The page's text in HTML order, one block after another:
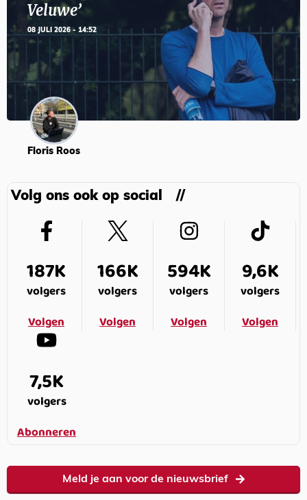
Veluwe’
08 JULI 2026 - 14:52
Floris Roos
Volg ons ook op social
187K
volgers
Volgen
166K
volgers
Volgen
594K
volgers
Volgen
9,6K
volgers
Volgen
7,5K
volgers
Abonneren
Meld je aan voor de nieuwsbrief